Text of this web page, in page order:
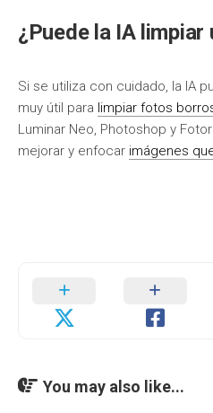
¿Puede la IA
Si se utiliza con cuidado, la IA
muy útil para limpiar fotos
Luminar Neo, Photoshop y
mejorar y enfocar imágenes
You may also like...